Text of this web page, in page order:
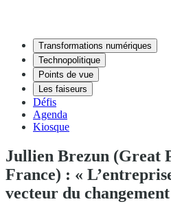
Transformations numériques
Technopolitique
Points de vue
Les faiseurs
Défis
Agenda
Kiosque
Jullien Brezun (Great
France) : «
vecteur du